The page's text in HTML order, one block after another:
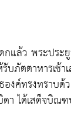
กแล้ว พระปร
ตาหารเช้าเ
งค์ทรงทราบ
ได้เสด็จบิณ